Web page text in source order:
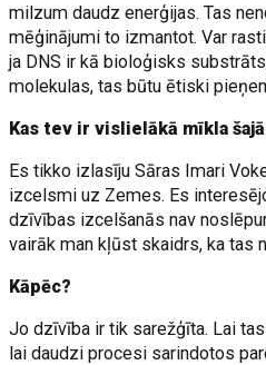
milzum daudz enerģijas. Tas
mēģinājumi to izmantot. Var
ja DNS ir kā bioloģisks
molekulas, tas būtu ētiski
Kas tev ir vislielākā mīkla šajā
Es tikko izlasīju Sāras Imari
izcelsmi uz Zemes. Es
dzīvības izcelšanās nav
vairāk man kļūst skaidrs, ka tas
Kāpēc?
Jo dzīvība ir tik sarežģīta. Lai
lai daudzi procesi sarindotos